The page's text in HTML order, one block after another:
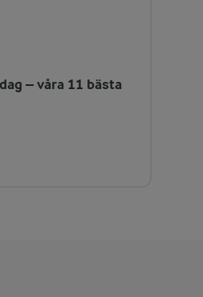
– våra 11 bästa